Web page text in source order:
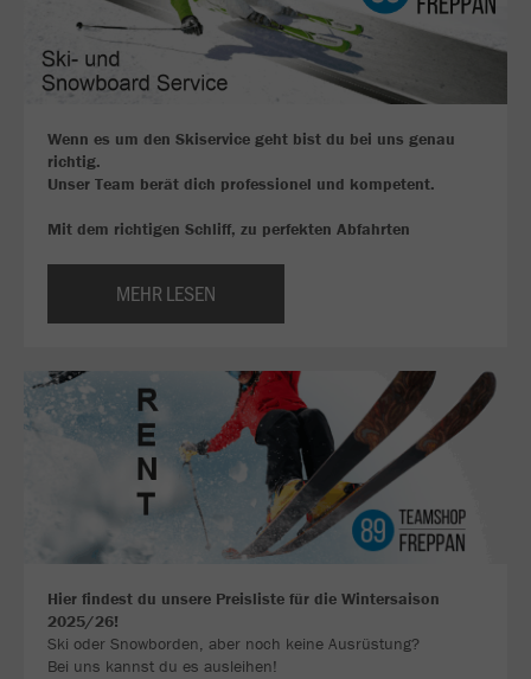
Wenn es um den Skiservice geht bist du bei uns genau
richtig.
Unser Team berät dich professionel und kompetent.
Mit dem richtigen Schliff, zu perfekten Abfahrten
MEHR LESEN
Hier findest du unsere Preisliste für die Wintersaison
2025/26!
Ski oder Snowborden, aber noch keine Ausrüstung?
Bei uns kannst du es ausleihen!